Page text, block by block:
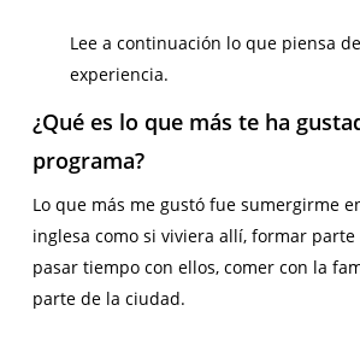
Lee a continuación lo que piensa
experiencia.
¿Qué es lo que más te ha
programa?
Lo que más me gustó fue sumergirme
inglesa como si viviera allí, formar
pasar tiempo con ellos, comer con la
parte de la ciudad.